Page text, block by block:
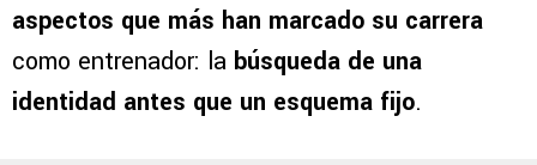
aspectos que más han marcado su carrera
como entrenador: la búsqueda de una
identidad antes que un esquema fijo.